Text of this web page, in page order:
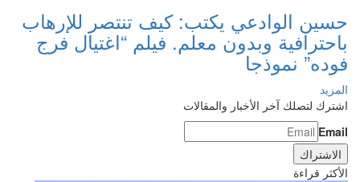
حسين الوادعي يكتب: كيف تنتصر للإرهاب
باحترافية وبدون معلم. فيلم “اغتيال فرج
فوده” نموذجا
المزيد
اشترك لتصلك آخر الأخبار والمقالات
Email
الأكثر قراءة